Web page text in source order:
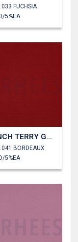
FUCHSIA
5%EA
FRENCH TERRY GOTS
BORDEAUX
5%EA